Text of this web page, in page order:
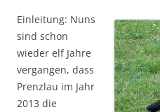
Einleitung: Nuns
sind schon
wieder elf Jahre
vergangen, dass
Prenzlau im Jahr
2013 die